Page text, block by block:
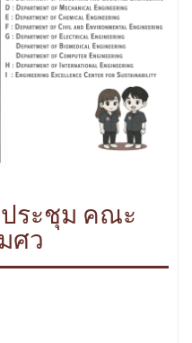
ประชุม คณะ
ศว